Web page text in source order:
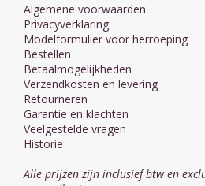
Algemene voorwaarden
Privacyverklaring
Modelformulier voor herroeping
Bestellen
Betaalmogelijkheden
Verzendkosten en levering
Retourneren
Garantie en klachten
Veelgestelde vragen
Historie
Alle prijzen zijn inclusief btw en